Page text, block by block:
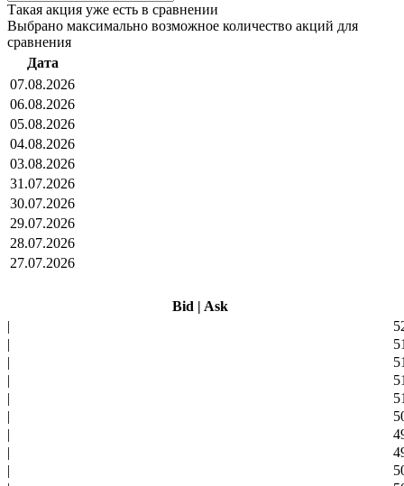
Такая акция уже есть в сравнении
Выбрано максимально возможное количество акций для
сравнения
Дата
07.08.2026
06.08.2026
05.08.2026
04.08.2026
03.08.2026
31.07.2026
30.07.2026
29.07.2026
28.07.2026
27.07.2026
Bid | Ask
|
|
|
|
|
|
|
|
|